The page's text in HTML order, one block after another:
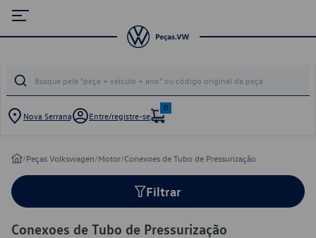
Nova Serrana Entre/registre-se
0
/Peças Volkswagen/Motor/Conexoes de Tubo de Pressurização
Filtrar
Conexoes de Tubo de Pressurização